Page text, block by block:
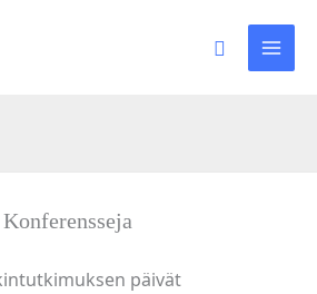
Hae
Konferensseja
päivät